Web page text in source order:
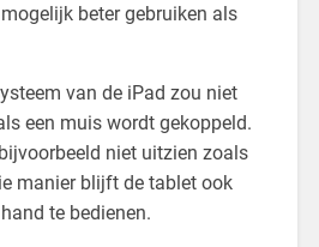
beter gebruiken als
van de iPad zou niet
een muis wordt gekoppeld.
niet uitzien zoals
manier blijft de tablet ook
te bedienen.